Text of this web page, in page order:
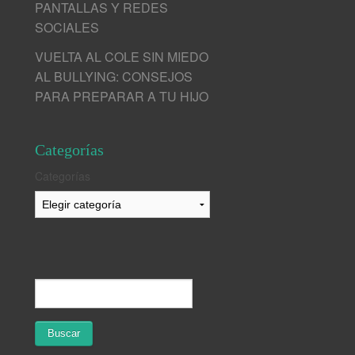
PANTALLAS Y REDES
SOCIALES
VUELTA AL COLE SIN MIEDO
AL BULLYING: CONSEJOS
PARA PREPARAR A TU HIJO
Categorías